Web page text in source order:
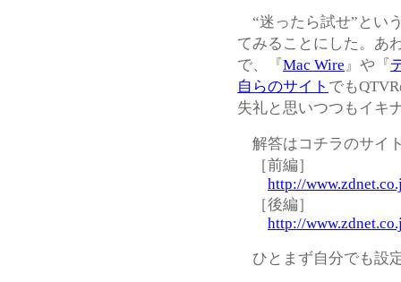
“迷ったら試せ”とい
てみることにした。あ
で、『Mac Wire』や『
自らのサイト でも
失礼と思いつつもイキ
解答はコチラのサイ
［前編］
http://
［後編］
http://
ひとまず自分でも設